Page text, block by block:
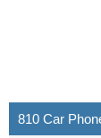
810 Car